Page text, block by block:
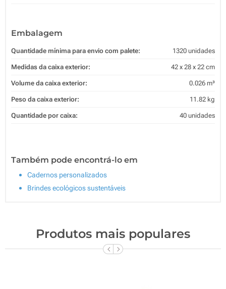
Embalagem
Quantidade mínima para envio com palete: 1320 unidades
Medidas da caixa exterior: 42 x 28 x 22 cm
Volume da caixa exterior: 0.026 m³
Peso da caixa exterior: 11.82 kg
Quantidade por caixa: 40 unidades
Também pode encontrá-lo em
Cadernos personalizados
Brindes ecológicos sustentáveis
Produtos mais populares